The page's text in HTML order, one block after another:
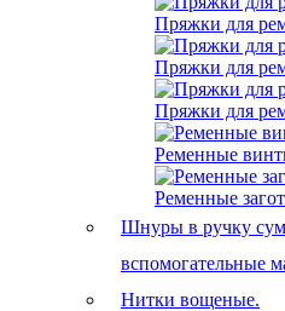
Пряжки для
Пряжки для
Пряжки для
Ременные
Ременные
Шнуры в ручку
вспомогательные
Нитки вощеные.